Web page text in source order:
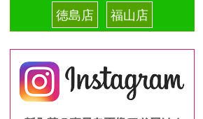
徳島店
福山店